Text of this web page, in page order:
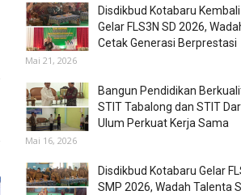
Disdikbud Kotabaru Kembali
Gelar FLS3N SD 2026,
Cetak Generasi Berprestasi
Mai 21, 2026
Bangun Pendidikan
STIT Tabalong dan STIT
Ulum Perkuat Kerja Sama
Mai 16, 2026
Disdikbud Kotabaru Gelar
SMP 2026, Wadah Talenta